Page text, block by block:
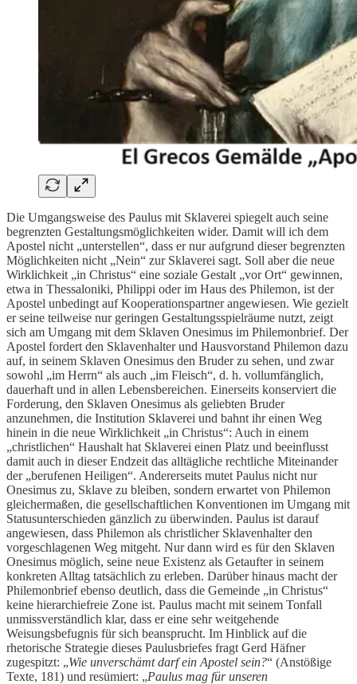
Die Umgangsweise des Paulus mit Sklaverei spiegelt auch seine
begrenzten Gestaltungsmöglichkeiten wider. Damit will ich dem
Apostel nicht „unterstellen“, dass er nur aufgrund dieser begrenzten
Möglichkeiten nicht „Nein“ zur Sklaverei sagt. Soll aber die neue
Wirklichkeit „in Christus“ eine soziale Gestalt „vor Ort“ gewinnen,
etwa in Thessaloniki, Philippi oder im Haus des Philemon, ist der
Apostel unbedingt auf Kooperationspartner angewiesen. Wie gezielt
er seine teilweise nur geringen Gestaltungsspielräume nutzt, zeigt
sich am Umgang mit dem Sklaven Onesimus im Philemonbrief. Der
Apostel fordert den Sklavenhalter und Hausvorstand Philemon dazu
auf, in seinem Sklaven Onesimus den Bruder zu sehen, und zwar
sowohl „im Herrn“ als auch „im Fleisch“, d. h. vollumfänglich,
dauerhaft und in allen Lebensbereichen. Einerseits konserviert die
Forderung, den Sklaven Onesimus als geliebten Bruder
anzunehmen, die Institution Sklaverei und bahnt ihr einen Weg
hinein in die neue Wirklichkeit „in Christus“: Auch in einem
„christlichen“ Haushalt hat Sklaverei einen Platz und beeinflusst
damit auch in dieser Endzeit das alltägliche rechtliche Miteinander
der „berufenen Heiligen“. Andererseits mutet Paulus nicht nur
Onesimus zu, Sklave zu bleiben, sondern erwartet von Philemon
gleichermaßen, die gesellschaftlichen Konventionen im Umgang mit
Statusunterschieden gänzlich zu überwinden. Paulus ist darauf
angewiesen, dass Philemon als christlicher Sklavenhalter den
vorgeschlagenen Weg mitgeht. Nur dann wird es für den Sklaven
Onesimus möglich, seine neue Existenz als Getaufter in seinem
konkreten Alltag tatsächlich zu erleben. Darüber hinaus macht der
Philemonbrief ebenso deutlich, dass die Gemeinde „in Christus“
keine hierarchiefreie Zone ist. Paulus macht mit seinem Tonfall
unmissverständlich klar, dass er eine sehr weitgehende
Weisungsbefugnis für sich beansprucht. Im Hinblick auf die
rhetorische Strategie dieses Paulusbriefes fragt Gerd Häfner
zugespitzt: „Wie unverschämt darf ein Apostel sein?“ (Anstößige
Texte, 181) und resümiert: „Paulus mag für unseren